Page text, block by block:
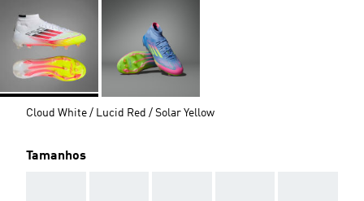
Cloud White / Lucid Red / Solar Yellow
Tamanhos